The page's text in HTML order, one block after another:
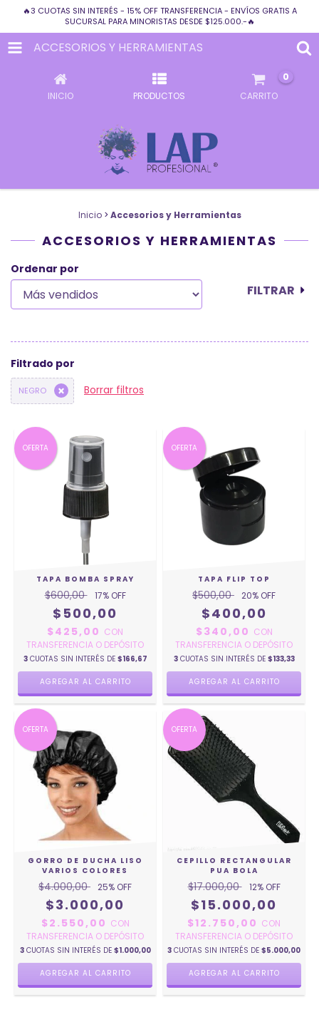
🔥3 CUOTAS SIN INTERÉS - 15% OFF TRANSFERENCIA - ENVÍOS GRATIS A
SUCURSAL PARA MINORISTAS DESDE $125.000.-🔥
ACCESORIOS Y HERRAMIENTAS
INICIO PRODUCTOS CARRITO
0
Inicio > Accesorios y Herramientas
ACCESORIOS Y HERRAMIENTAS
Ordenar por
FILTRAR
Filtrado por
NEGRO Borrar filtros
OFERTA
TAPA BOMBA SPRAY
$600,00 17% OFF
$500,00
$425,00 CON
TRANSFERENCIA O DEPÓSITO
3 CUOTAS SIN INTERÉS DE $166,67
AGREGAR AL CARRITO
OFERTA
TAPA FLIP TOP
$500,00 20% OFF
$400,00
$340,00 CON
TRANSFERENCIA O DEPÓSITO
3 CUOTAS SIN INTERÉS DE $133,33
AGREGAR AL CARRITO
OFERTA
GORRO DE DUCHA LISO
VARIOS COLORES
$4.000,00 25% OFF
$3.000,00
$2.550,00 CON
TRANSFERENCIA O DEPÓSITO
3 CUOTAS SIN INTERÉS DE $1.000,00
AGREGAR AL CARRITO
OFERTA
CEPILLO RECTANGULAR
PUA BOLA
$17.000,00 12% OFF
$15.000,00
$12.750,00 CON
TRANSFERENCIA O DEPÓSITO
3 CUOTAS SIN INTERÉS DE $5.000,00
AGREGAR AL CARRITO